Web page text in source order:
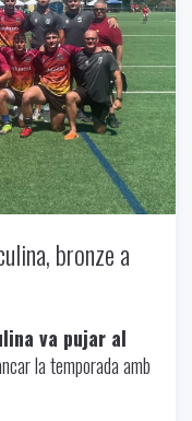
bronze a
va pujar al
la temporada amb